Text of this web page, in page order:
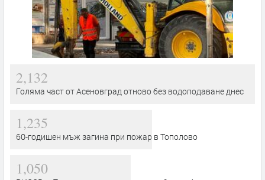
2,132
Голяма част от Асеновград отново без водоподаване днес
1,235
60-годишен мъж загина при пожар в Тополово
1,050